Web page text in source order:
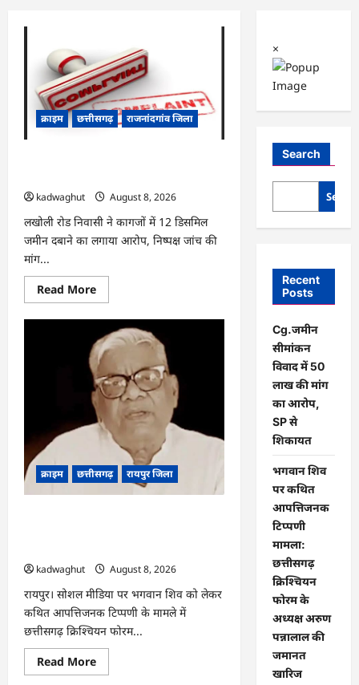
क्राइम छत्तीसगढ़ राजनांदगांव जिला
kadwaghut
August 8, 2026
लखोली रोड निवासी ने कागजों में 12 डिसमिल
जमीन दबाने का लगाया आरोप, निष्पक्ष जांच की
मांग...
Read MoreRead
more
Cg.जमीन
सीमांकन
विवाद
में
50
लाख
की
मांग
का
आरोप,
SP
शिकायत
क्राइम छत्तीसगढ़ रायपुर जिला
kadwaghut
August 8, 2026
रायपुर। सोशल मीडिया पर भगवान शिव को लेकर
कथित आपत्तिजनक टिप्पणी के मामले में
छत्तीसगढ़ क्रिश्चियन फोरम...
Read MoreRead
more
×
Search
Recent
Posts
Cg.जमीन
सीमांकन
विवाद में 50
लाख की मांग
का आरोप,
SP से
शिकायत
भगवान शिव
पर कथित
आपत्तिजनक
टिप्पणी
मामला:
छत्तीसगढ़
क्रिश्चियन
फोरम के
अध्यक्ष अरुण
पन्नालाल की
जमानत
खारिज